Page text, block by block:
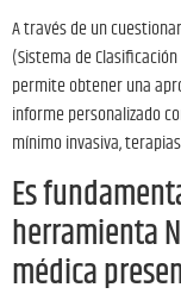
A través de un
(Sistema de
permite obtener una
informe personalizado
mínimo invasiva,
Es
herramienta
médica